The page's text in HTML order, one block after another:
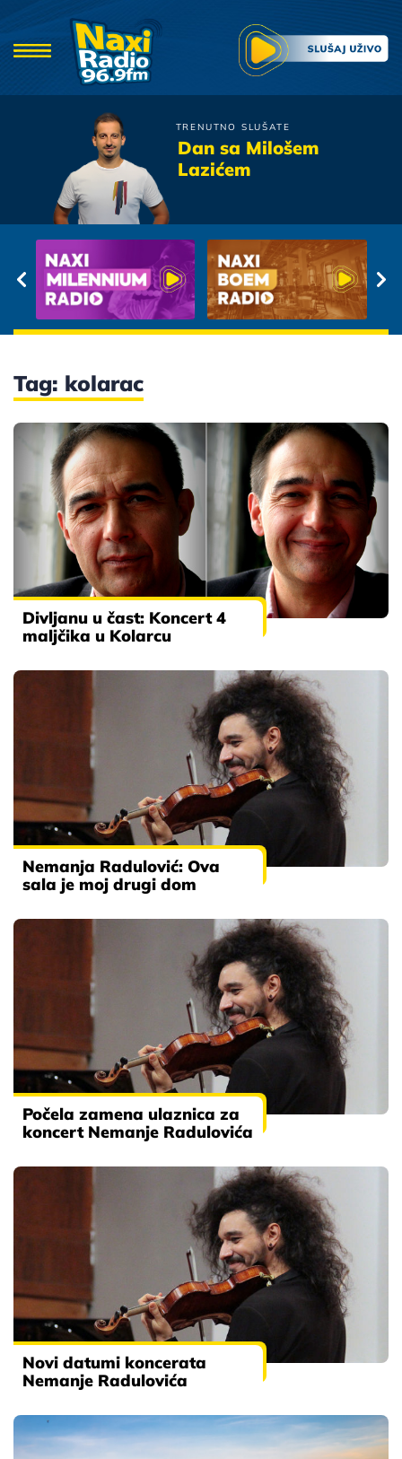
TRENUTNO SLUŠATE
Dan sa Milošem
Lazićem
Viktorija
Tag: kolarac
Divljanu u čast: Koncert 4
maljčika u Kolarcu
Nemanja Radulović: Ova
sala je moj drugi dom
Počela zamena ulaznica za
koncert Nemanje Radulovića
Novi datumi koncerata
Nemanje Radulovića